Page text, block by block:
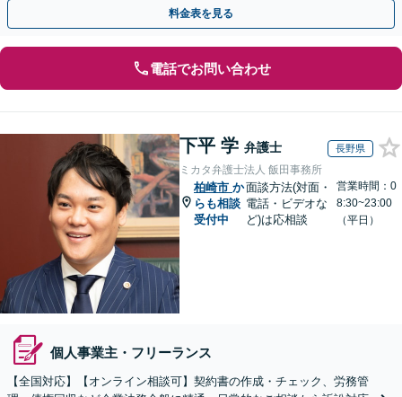
料金表を見る
電話でお問い合わせ
下平 学 弁護士 長野県
ミカタ弁護士法人 飯田事務所
柏崎市 か
らも相談
受付中
面談方法(対面・
電話・ビデオな
ど)は応相談
営業時間：0
8:30~23:00
（平日）
個人事業主・フリーランス
【全国対応】【オンライン相談可】契約書の作成・チェック、労務管